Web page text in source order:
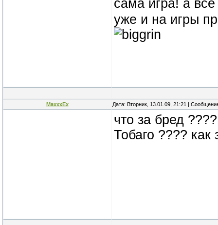
сама игра! а
уже и на игры
MaxxxEx Дата: Вторник, 13.01.09, 21:21 |
что за бред
Тобаго ????